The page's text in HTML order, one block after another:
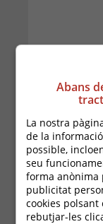
18/07/2018
Abans
La nostra
de la
possible,
seu
forma
publicitat
cookies polsant
rebutjar-les